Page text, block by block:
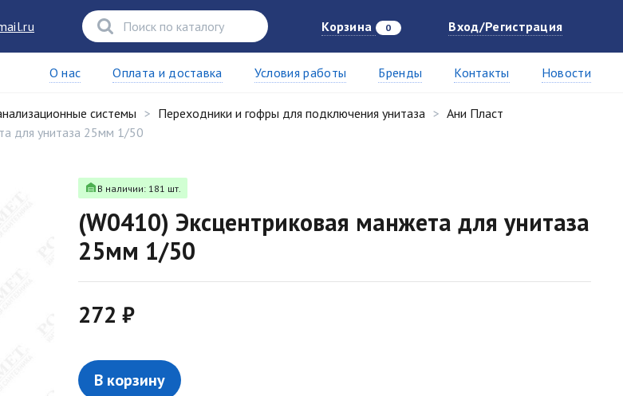
Корзина 0 Вход/Регистрация
О нас Оплата и доставка Условия работы Бренды Контакты Новости
системы Переходники и гофры для подключения унитаза
Ани Пласт
для унитаза 25мм 1/50
В наличии: 181 шт.
(W0410) Эксцентриковая манжета для унитаза
25мм 1/50
272 ₽
В корзину